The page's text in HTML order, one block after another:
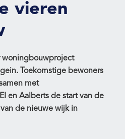
vieren
woningbouwproject
Toekomstige bewoners
met
en Aalberts de start van de
de nieuwe wijk in